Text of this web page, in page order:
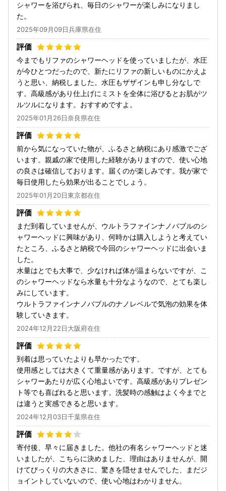
シャワーを浴びられ、毎日のシャワーが楽しみになりまし
た。
2025年09月09日兵庫県在住
今までもリファのシャワーヘッドを使っていましたが、水圧
が今ひとつだったので、新たにリファの新しいものにかえよ
うと思い、納税しました。水圧もザザインも申し分なしで
す。高級感があり仕上げにミストを全体に浴びるとお肌がツ
ルツルになります。おすすめですよ。
2025年01月26日奈良県在住
前から気になっていた物が、ふるさと納税にあり感激でござ
います。親戚の家で使用した経験がありますので、使い心地
の良さは確信しております。届くのが楽しみです。我が家で
毎日使用したら効果が出ることでしょう。
2025年01月20日東京都在住
まだ到着していませんが、ウルトラファインナノバブルのシ
ャワーヘッドに興味があり、何時かは購入しようと考えてい
たところ、ふるさと納税で今回のシャワーヘッドに出会いま
した。
水量はとでも大事で、少なければ体が温まらないですが、こ
のシャワーヘッドなら水量も十分なようなので、とても楽し
みにしています。
ウルトラファインナノバブルのナノレベルで気泡の効果を体
験していきます。
2024年12月22日大阪府在住
到着は思っていたよりも早かったです。
使用感としては大きくて重量感があります。ですが、とても
シャワーあたりが広く心地よいです。高級感がありプレゼン
ト等でも喜ばれると思います。洗髪時の感触はよく今までと
は違うと実感できると思います。
2024年12月03日千葉県在住
寄付後、早々に届きました。他社の有名シャワーヘッドと迷
いましたが、こちらに決めました、理由はありませんが、開
けてびっくりの大きさに、驚きを隠せませんでした、まだジ
ョイントしていないので、使い心地はわかりません。